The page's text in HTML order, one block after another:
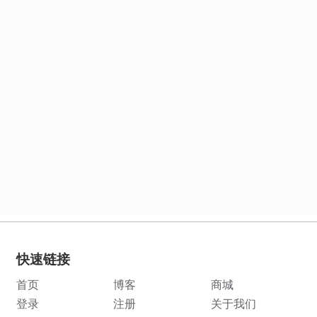
快速链接
首页 博客
商城
登录
注册 关于我们